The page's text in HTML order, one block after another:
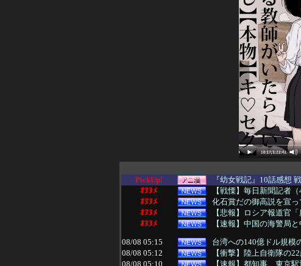
PickUp!
『幼女戦記』10話感想
ｵﾇﾇﾒ
【戦慄】毎日新聞記者
ｵﾇﾇﾒ
化石賞だの御高説を宣
ｵﾇﾇﾒ
【悲報】ロシア報道官
ｵﾇﾇﾒ
【速報】中国の海警局
08/08 05:15
台湾への140億ドル規模
08/08 05:12
【衝撃】陸上自衛隊の
08/08 05:10
【速報】都知事、東京